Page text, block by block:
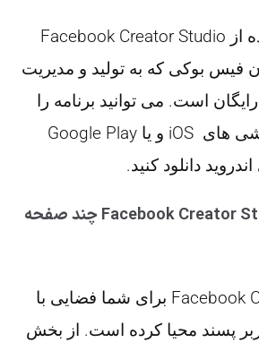
بله, دانلود و استفاده از Facebook Creator Studio
فیس بوکی که به تولید و مدیریت
رایگان است. می توانید برنامه را
در App Store گوشی های iOS و یا Google Play
آیا می توان درFacebook Creator Studio چند صفحه
بله, Facebook Creator Studio برای شما فضایی با
پسند محیا کرده است. از بخش